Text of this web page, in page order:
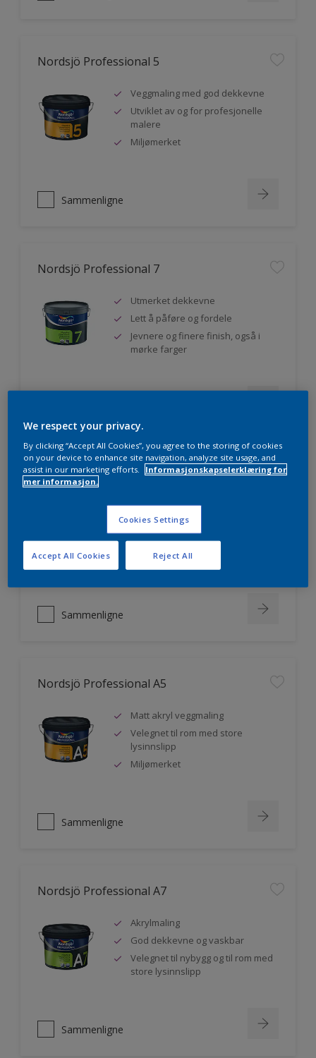
Nordsjö Professional 5
Veggmaling med god dekkevne
Utviklet av og for profesjonelle
malere
Miljømerket
Sammenligne
Nordsjö Professional 7
Utmerket dekkevne
Lett å påføre og fordele
Jevnere og finere finish, også i
mørke farger
Nordsjö Professional 20
Veggmaling med god dekkevne
Utviklet av og for profesjonelle
malere
Miljømerket
Sammenligne
Nordsjö Professional A5
Matt akryl veggmaling
Velegnet til rom med store
lysinnslipp
Miljømerket
Sammenligne
Nordsjö Professional A7
Akrylmaling
God dekkevne og vaskbar
Velegnet til nybygg og til rom med
store lysinnslipp
Sammenligne
We respect your privacy.
By clicking “Accept All Cookies”, you agree to the storing of cookies
on your device to enhance site navigation, analyze site usage, and
assist in our marketing efforts.
Informasjonskapselerklæring for
mer informasjon.
Cookies Settings
Reject All
Accept All Cookies